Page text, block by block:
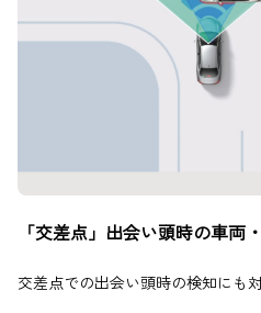
「交差点」出会い頭時の車両
交差点での出会い頭時の検知にも対